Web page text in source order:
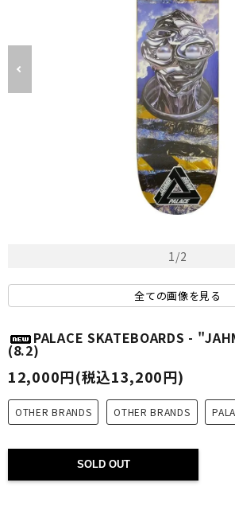
1/2
全ての画像を見る
PALACE SKATEBOARDS -
(8.2)
12,000円(税込13,200円)
OTHER BRANDS OTHER BRANDS
SOLD OUT